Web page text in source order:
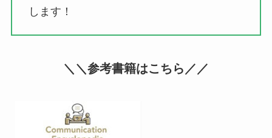
します！
＼＼参考書籍はこちら／／